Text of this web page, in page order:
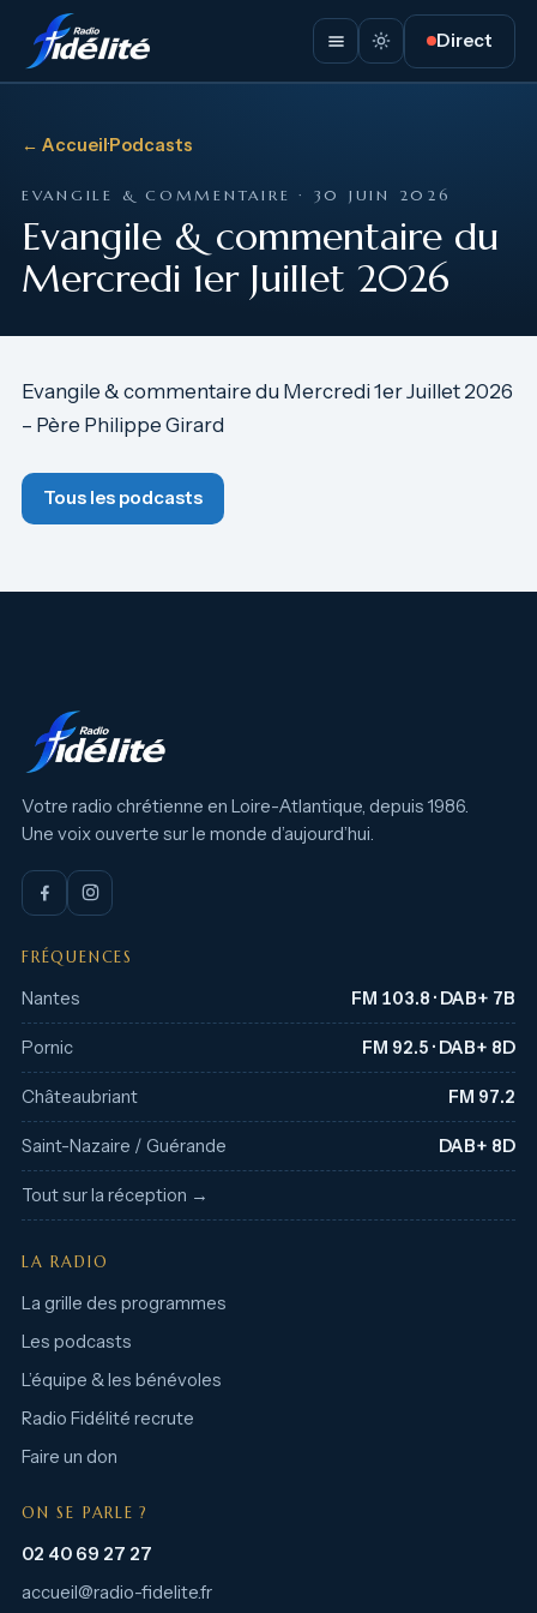
Direct
← Accueil·Podcasts
EVANGILE & COMMENTAIRE · 30 JUIN 2026
Evangile & commentaire du
Mercredi 1er Juillet 2026
Evangile & commentaire du Mercredi 1er Juillet 2026
– Père Philippe Girard
Tous les podcasts
Votre radio chrétienne en Loire-Atlantique, depuis 1986.
Une voix ouverte sur le monde d’aujourd’hui.
FRÉQUENCES
Nantes FM 103.8 · DAB+ 7B
Pornic FM 92.5 · DAB+ 8D
Châteaubriant FM 97.2
Saint-Nazaire / Guérande DAB+ 8D
Tout sur la réception →
LA RADIO
La grille des programmes
Les podcasts
L’équipe & les bénévoles
Radio Fidélité recrute
Faire un don
ON SE PARLE ?
02 40 69 27 27
accueil@radio-fidelite.fr